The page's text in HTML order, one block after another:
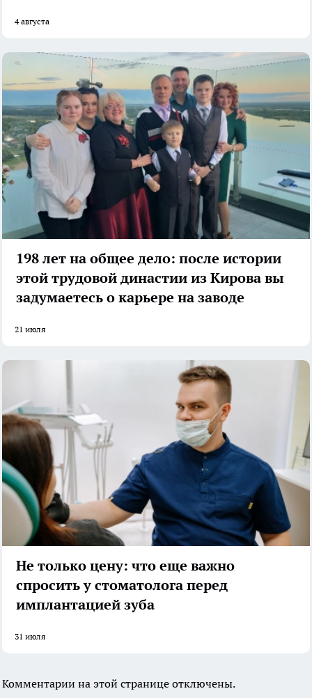
4 августа
198 лет на общее дело: после истории
этой трудовой династии из Кирова вы
задумаетесь о карьере на заводе
21 июля
Не только цену: что еще важно
спросить у стоматолога перед
имплантацией зуба
31 июля
Комментарии на этой странице отключены.